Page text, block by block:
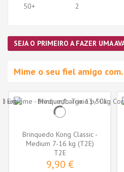
50+
2
SEJA O PRIMEIRO A FAZER UMA
Mime o seu fiel amigo
Brinquedo Kong Classic -
Medium 7-16 kg (T2E)
T2E
9,90 €